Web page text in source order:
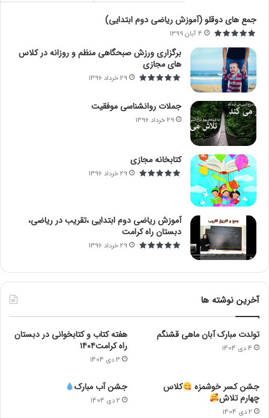
جمع های دوقلو (آموزش ریاضی دوم ابتدایی)
4 آبان 1399
برگزاری ورزش صبحگاهی منظم و روزانه در کلاس
های مجازی
29 خرداد 1396
جملات روانشناسی موفقیت
29 خرداد 1396
کتابخانه مجازی
29 خرداد 1396
آموزش ریاضی دوم ابتدایی ،تقریب در ریاضی،
دبستان راه کرامت
29 خرداد 1396
آخرین نوشته ها
تولدت مبارک آبان ماهی قشنگم
4 دی 1404
هفته کتاب و کتابخوانی در دبستان
راه کرامت۱۴۰۴
3 دی 1404
جشن کسر خوشمزه
کلاس
چهارم تلاش
2 دی 1404
جشن آب مبارک
2 دی 1404